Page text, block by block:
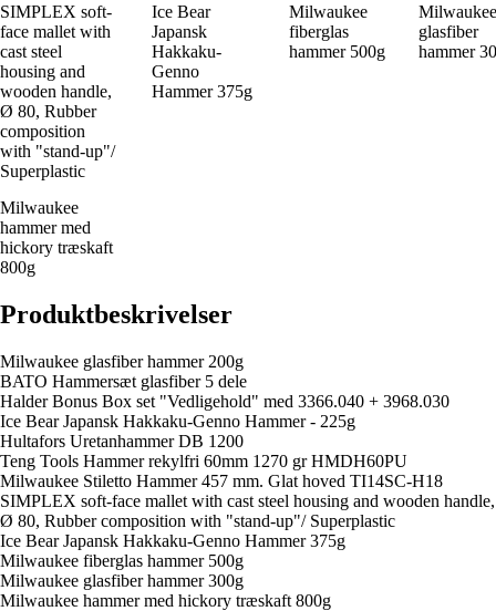
SIMPLEX soft-
face mallet with
cast steel
housing and
wooden handle,
Ø 80, Rubber
composition
with "stand-up"/
Superplastic
Ice Bear
Japansk
Hakkaku-
Genno
Hammer 375g
Milwaukee
fiberglas
hammer 500g
Milwaukee
glasfiber
hammer
Milwaukee
hammer med
hickory træskaft
800g
Produktbeskrivelser
Milwaukee glasfiber hammer 200g
BATO Hammersæt glasfiber 5 dele
Halder Bonus Box set "Vedligehold" med 3366.040 + 3968.030
Ice Bear Japansk Hakkaku-Genno Hammer - 225g
Hultafors Uretanhammer DB 1200
Teng Tools Hammer rekylfri 60mm 1270 gr HMDH60PU
Milwaukee Stiletto Hammer 457 mm. Glat hoved TI14SC-H18
SIMPLEX soft-face mallet with cast steel housing and wooden handle,
Ø 80, Rubber composition with "stand-up"/ Superplastic
Ice Bear Japansk Hakkaku-Genno Hammer 375g
Milwaukee fiberglas hammer 500g
Milwaukee glasfiber hammer 300g
Milwaukee hammer med hickory træskaft 800g